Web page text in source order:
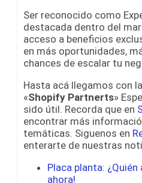
Ser reconocido como
destacada dentro del
acceso a beneficios
en más oportunidades,
chances de escalar tu
Hasta acá llegamos con
«Shopify Partnerts»
sido útil. Recorda que en
encontrar más
temáticas. Siguenos en
enterarte de nuestras
Placa planta: ¿Quién
ahora!